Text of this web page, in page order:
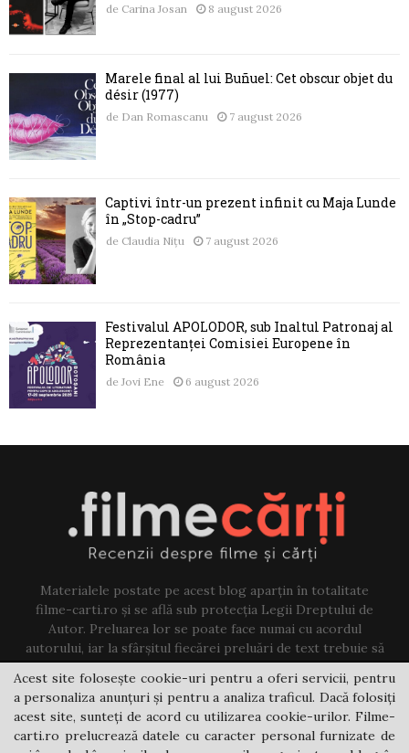
de Carina Josan 8 august 2026
Marele final al lui Buñuel: Cet obscur objet du
désir (1977)
de Dan Romascanu 7 august 2026
Captivi într-un prezent infinit cu Maja Lunde
în „Stop-cadru”
de Claudia Nițu 7 august 2026
Festivalul APOLODOR, sub Înaltul Patronaj al
Reprezentanței Comisiei Europene în
România
de Jovi Ene 6 august 2026
Materialele postate pe acest blog aparțin în totalitate
filme-carti.ro și se află sub protecția Legii Dreptului de
Autor. Preluarea lor se poate face numai cu acordul
autorului, iar la sfârșitul fiecărei preluări de text trebuie să
existe un link către acest blog.
Contact us:jovi@filme-carti.ro
Acest site folosește cookie-uri pentru a oferi servicii, pentru
a personaliza anunțuri și pentru a analiza traficul. Dacă folosiți
acest site, sunteți de acord cu utilizarea cookie-urilor. Filme-
carti.ro prelucrează datele cu caracter personal furnizate de